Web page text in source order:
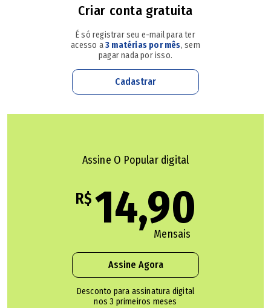
desenvolvimento de um conhecimento parametrizado
pela ética da utilização da Inteligência Artificial pelos
tribunais", avalia.
Policial penal morre após acidente de moto em
Sua trajetória acadêmica concentrou-se na história da
urbanismo, direito e mentalidades.
Estudos Avançados da USP. Também atuou como
Humanas (IFCH) da Unicamp, dirigiu o Arquivo do Estado
de São Paulo e esteve entre os fundadores do Memorial
Em 2009, foi nomeado professor emérito da USP. Dois
anos depois, foi laureado pela Academia Brasileira de
Criar conta gratuita
É só registrar seu e-mail para ter
acesso a3 matérias por mês, sem
pagar nada por isso.
Cadastrar
Assine O Popular digital
R$ 14,90
Mensais
Assine Agora
Desconto para assinatura digital
nos 3 primeiros meses